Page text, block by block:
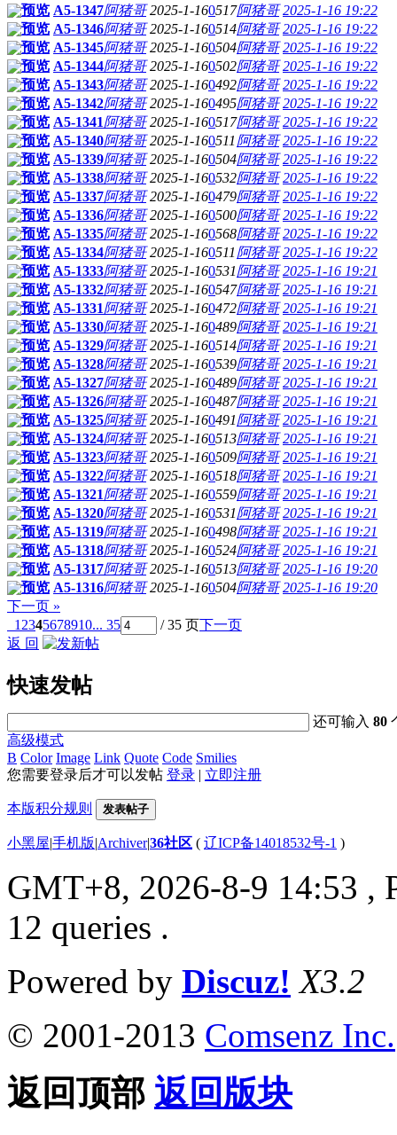
预览 A5-1347阿猪哥 2025-1-160517阿猪哥 2025-1-16 19:22
预览 A5-1346阿猪哥 2025-1-160514阿猪哥 2025-1-16 19:22
预览 A5-1345阿猪哥 2025-1-160504阿猪哥 2025-1-16 19:22
预览 A5-1344阿猪哥 2025-1-160502阿猪哥 2025-1-16 19:22
预览 A5-1343阿猪哥 2025-1-160492阿猪哥 2025-1-16 19:22
预览 A5-1342阿猪哥 2025-1-160495阿猪哥 2025-1-16 19:22
预览 A5-1341阿猪哥 2025-1-160517阿猪哥 2025-1-16 19:22
预览 A5-1340阿猪哥 2025-1-160511 阿猪哥 2025-1-16 19:22
预览 A5-1339阿猪哥 2025-1-160504阿猪哥 2025-1-16 19:22
预览 A5-1338阿猪哥 2025-1-160532阿猪哥 2025-1-16 19:22
预览 A5-1337阿猪哥 2025-1-160479阿猪哥 2025-1-16 19:22
预览 A5-1336阿猪哥 2025-1-160500阿猪哥 2025-1-16 19:22
预览 A5-1335阿猪哥 2025-1-160568阿猪哥 2025-1-16 19:22
预览 A5-1334阿猪哥 2025-1-160511 阿猪哥 2025-1-16 19:22
预览 A5-1333阿猪哥 2025-1-160531阿猪哥 2025-1-16 19:21
预览 A5-1332阿猪哥 2025-1-160547阿猪哥 2025-1-16 19:21
预览 A5-1331阿猪哥 2025-1-160472阿猪哥 2025-1-16 19:21
预览 A5-1330阿猪哥 2025-1-160489阿猪哥 2025-1-16 19:21
预览 A5-1329阿猪哥 2025-1-160514阿猪哥 2025-1-16 19:21
预览 A5-1328阿猪哥 2025-1-160539阿猪哥 2025-1-16 19:21
预览 A5-1327阿猪哥 2025-1-160489阿猪哥 2025-1-16 19:21
预览 A5-1326阿猪哥 2025-1-160487阿猪哥 2025-1-16 19:21
预览 A5-1325阿猪哥 2025-1-160491阿猪哥 2025-1-16 19:21
预览 A5-1324阿猪哥 2025-1-160513阿猪哥 2025-1-16 19:21
预览 A5-1323阿猪哥 2025-1-160509阿猪哥 2025-1-16 19:21
预览 A5-1322阿猪哥 2025-1-160518阿猪哥 2025-1-16 19:21
预览 A5-1321阿猪哥 2025-1-160559阿猪哥 2025-1-16 19:21
预览 A5-1320阿猪哥 2025-1-160531阿猪哥 2025-1-16 19:21
预览 A5-1319阿猪哥 2025-1-160498阿猪哥 2025-1-16 19:21
预览 A5-1318阿猪哥 2025-1-160524阿猪哥 2025-1-16 19:21
预览 A5-1317阿猪哥 2025-1-160513阿猪哥 2025-1-16 19:20
预览 A5-1316阿猪哥 2025-1-160504阿猪哥 2025-1-16 19:20
下一页 »
1 2345678910... 35 / 35 页下一页
返 回
快速发帖
还可输入80
高级模式
B Color Image Link Quote Code Smilies
您需要登录后才可以发帖 登录 | 立即注册
本版积分规则 发表帖子
小黑屋|手机版|Archiver|36社区 ( 辽ICP备14018532号-1 )
GMT+8, 2026-8-9 14:53 ,
12 queries .
Powered by Discuz! X3.2
© 2001-2013 Comsenz Inc.
返回顶部 返回版块